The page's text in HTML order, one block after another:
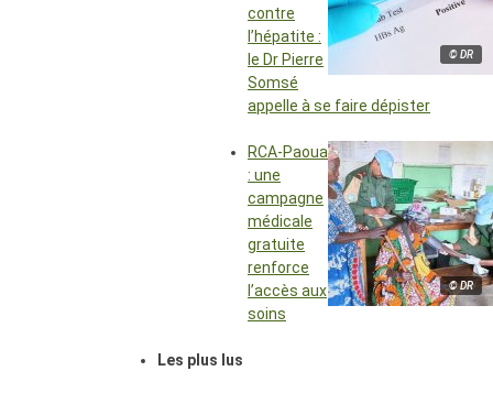
© DR
contre
l’hépatite :
le Dr Pierre
Somsé
appelle à se faire dépister
© DR
RCA-Paoua
: une
campagne
médicale
gratuite
renforce
l’accès aux
soins
Les plus lus